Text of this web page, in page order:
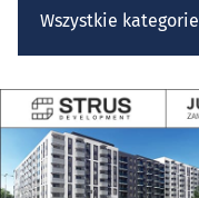
Wszystkie kategorie